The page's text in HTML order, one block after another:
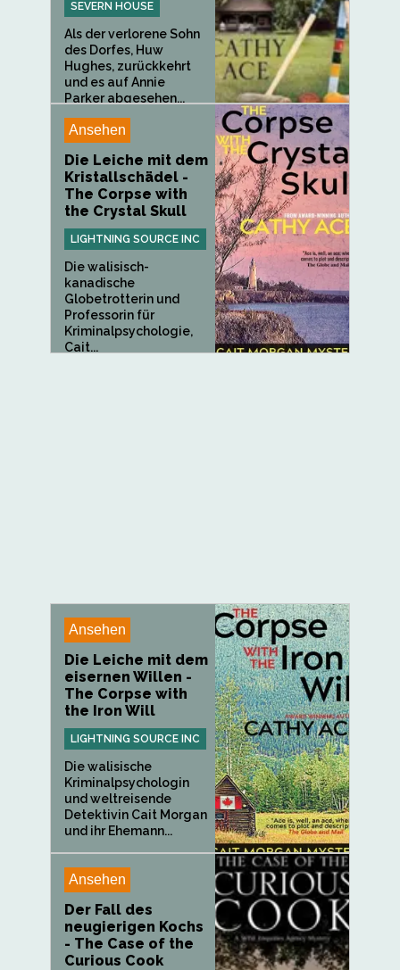
SEVERN HOUSE
Als der verlorene Sohn
des Dorfes, Huw
Hughes, zurückkehrt
und es auf Annie
Parker abgesehen...
Ansehen
Die Leiche mit dem
Kristallschädel -
The Corpse with
the Crystal Skull
LIGHTNING SOURCE INC
Die walisisch-
kanadische
Globetrotterin und
Professorin für
Kriminalpsychologie,
Cait...
Ansehen
Die Leiche mit dem
eisernen Willen -
The Corpse with
the Iron Will
LIGHTNING SOURCE INC
Die walisische
Kriminalpsychologin
und weltreisende
Detektivin Cait Morgan
und ihr Ehemann...
Ansehen
Der Fall des
neugierigen Kochs
- The Case of the
Curious Cook